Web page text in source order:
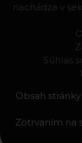
nachádza v
Súhlas
Obsah
Zotrvaním na